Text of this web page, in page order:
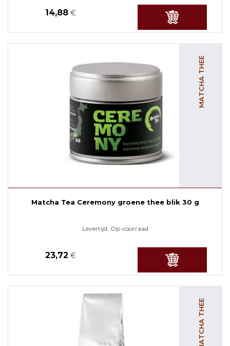
14,88 €
MATCHA THEE
Matcha Tea Ceremony groene thee blik 30 g
Levertijd: Op voorraad
23,72 €
MATCHA THEE